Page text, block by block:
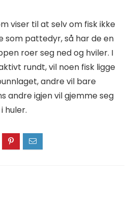
viser til at selv om fisk ikke
som pattedyr, så har de en
roer seg ned og hviler. I
rundt, vil noen fisk ligge
andre vil bare
andre igjen vil gjemme seg
huler.